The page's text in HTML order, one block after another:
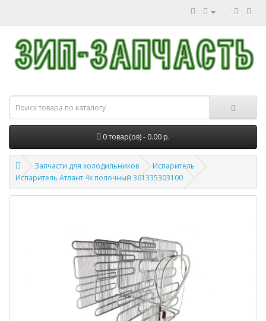
0 товар(ов) - 0.00 р.
Запчасти для холодильников
Испаритель
Испаритель Атлант 4х полочный 361335303100